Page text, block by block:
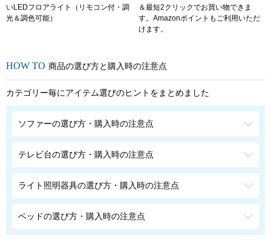
いLEDフロアライト（リモコン付・調
光＆調色可能）
＆最短2クリックでお買い物できま
す。Amazonポイントもご利用いただ
けます。
商品の選び方と購入時の注意点
カテゴリー毎にアイテム選びのヒントをまとめました
ソファーの選び方・購入時の注意点
テレビ台の選び方・購入時の注意点
ライト照明器具の選び方・購入時の注意点
ベッドの選び方・購入時の注意点